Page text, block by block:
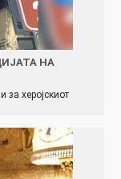
НА
за херојскиот